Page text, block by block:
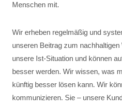
Menschen mit.
Wir erheben regelmäßig und
unseren Beitrag zum
unsere Ist-Situation und können
besser werden. Wir wissen, was
künftig besser lösen kann. Wir
kommunizieren. Sie – unsere